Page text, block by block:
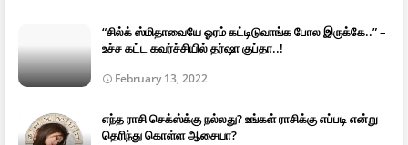
“சில்க் ஸ்மிதாவையே ஓரம் கட்டிடுவாங்க போல இருக்கே..” –
உச்ச கட்ட கவர்ச்சியில் தர்ஷா குப்தா..!
February 13, 2022
எந்த ராசி செக்ஸ்க்கு நல்லது? உங்கள் ராசிக்கு எப்படி என்று
தெரிந்து கொள்ள ஆசையா?